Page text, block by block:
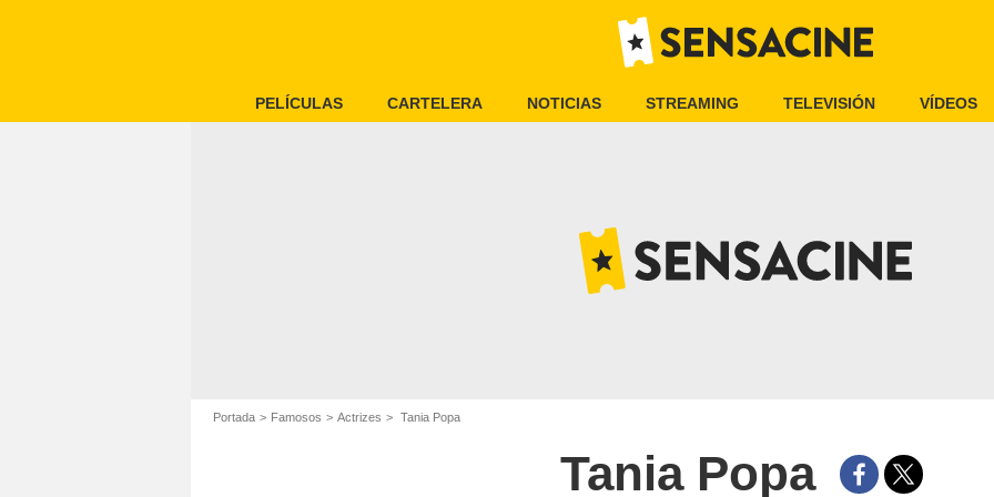
PELÍCULAS CARTELERA NOTICIAS STREAMING TELEVISIÓN VÍDEOS
Portada Famosos Actrizes Tania Popa
Tania Popa